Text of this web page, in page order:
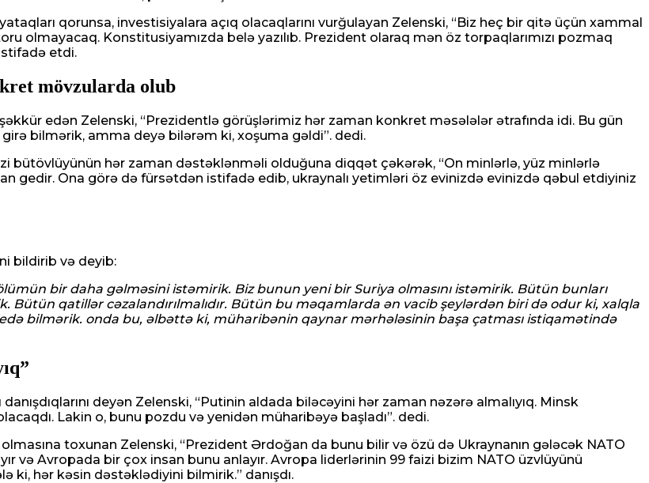
qorunsa, investisiyalara açıq olacaqlarını vurğulayan Zelenski, “Biz heç bir qitə üçün xammal
olmayacaq. Konstitusiyamızda belə yazılıb. Prezident olaraq mən öz torpaqlarımızı pozmaq
etdi.
mövzularda olub
edən Zelenski, “Prezidentlə görüşlərimiz hər zaman konkret məsələlər ətrafında idi. Bu gün
bilmərik, amma deyə bilərəm ki, xoşuma gəldi”. dedi.
bütövlüyünün hər zaman dəstəklənməli olduğuna diqqət çəkərək, “On minlərlə, yüz minlərlə
gedir. Ona görə də fürsətdən istifadə edib, ukraynalı yetimləri öz evinizdə evinizdə qəbul etdiyiniz
bildirib və deyib:
bir daha gəlməsini istəmirik. Biz bunun yeni bir Suriya olmasını istəmirik. Bütün bunları
Bütün qatillər cəzalandırılmalıdır. Bütün bu məqamlarda ən vacib şeylərdən biri də odur ki, xalqla
bilmərik. onda bu, əlbəttə ki, müharibənin qaynar mərhələsinin başa çatması istiqamətində
deyən Zelenski, “Putinin aldada biləcəyini hər zaman nəzərə almalıyıq. Minsk
Lakin o, bunu pozdu və yenidən müharibəyə başladı”. dedi.
toxunan Zelenski, “Prezident Ərdoğan da bunu bilir və özü də Ukraynanın gələcək NATO
və Avropada bir çox insan bunu anlayır. Avropa liderlərinin 99 faizi bizim NATO üzvlüyünü
ki, hər kəsin dəstəklədiyini bilmirik.” danışdı.